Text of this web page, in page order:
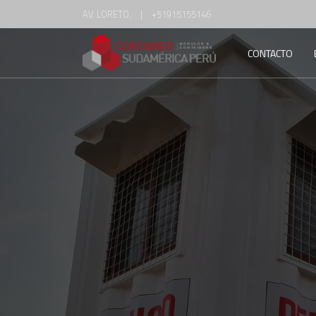
AV. LORETO, | +51915155146
CONTACTO